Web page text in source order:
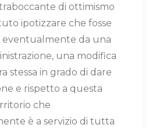
di ottimismo
ipotizzare che fosse
eventualmente da una
una modifica
stessa in grado di dare
e rispetto a questa
che
è a servizio di tutta